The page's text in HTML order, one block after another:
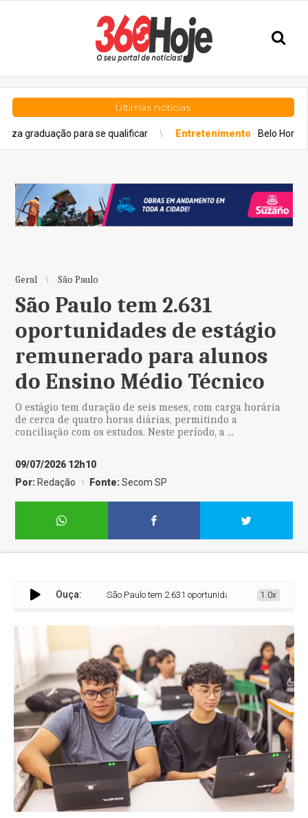
Últimas notícias
para se qualificar Entretenimento Belo Horizonte sedia
Geral São Paulo
São Paulo tem 2.631
oportunidades de estágio
remunerado para alunos
do Ensino Médio Técnico
O estágio tem duração de seis meses, com carga horária
de cerca de quatro horas diárias, permitindo a
conciliação com os estudos. Neste período, a ...
09/07/2026 12h10
Por: Redação Fonte:Secom SP
Ouça: São Paulo tem 2.631 oportunidades de estágio
1.0x